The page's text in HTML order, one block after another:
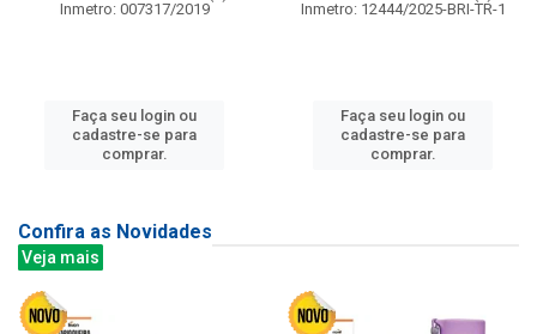
Inmetro: 007317/2019
Faça seu login ou
cadastre-se para
comprar.
Inmetro: 12444/2025-BRI-TR-1
Faça seu login ou
cadastre-se para
comprar.
Confira as Novidades
Veja mais